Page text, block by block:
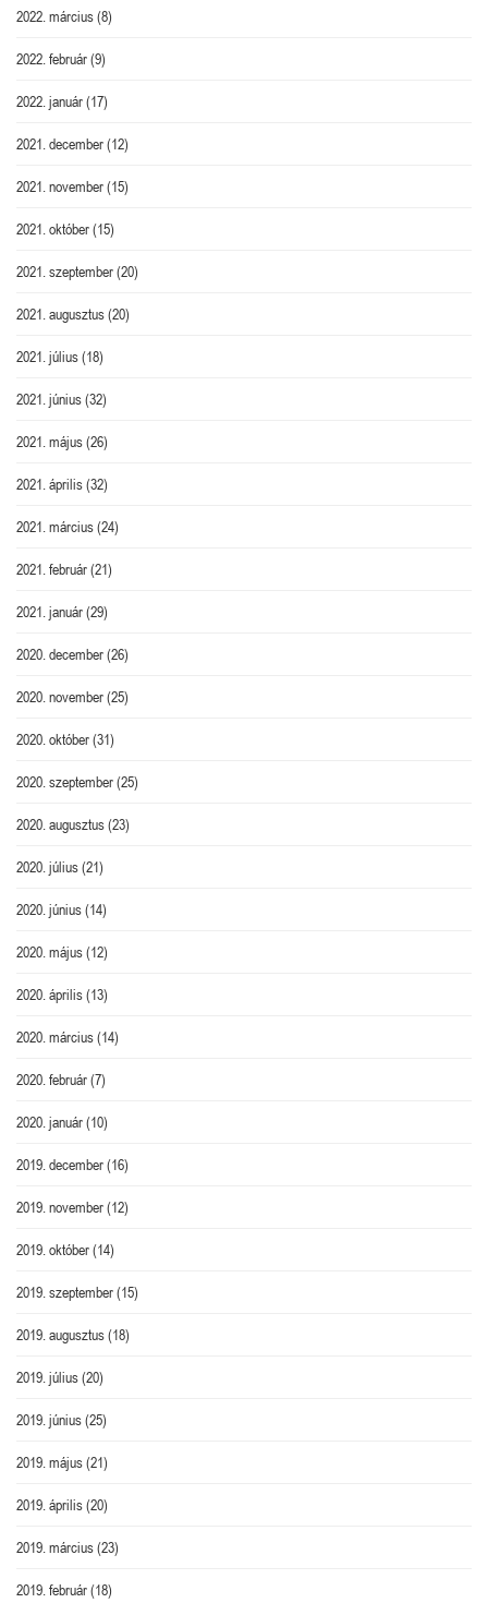
2022. március(8)
2022. február(9)
2022. január(17)
2021. december(12)
2021. november(15)
2021. október(15)
2021. szeptember(20)
2021. augusztus(20)
2021. július(18)
2021. június(32)
2021. május(26)
2021. április(32)
2021. március(24)
2021. február(21)
2021. január(29)
2020. december(26)
2020. november(25)
2020. október(31)
2020. szeptember(25)
2020. augusztus(23)
2020. július(21)
2020. június(14)
2020. május(12)
2020. április(13)
2020. március(14)
2020. február(7)
2020. január(10)
2019. december(16)
2019. november(12)
2019. október(14)
2019. szeptember(15)
2019. augusztus(18)
2019. július(20)
2019. június(25)
2019. május(21)
2019. április(20)
2019. március(23)
2019. február(18)